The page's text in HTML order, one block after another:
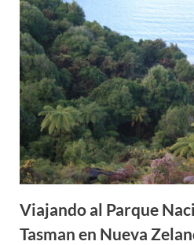
Viajando al Parque
Tasman en Nueva